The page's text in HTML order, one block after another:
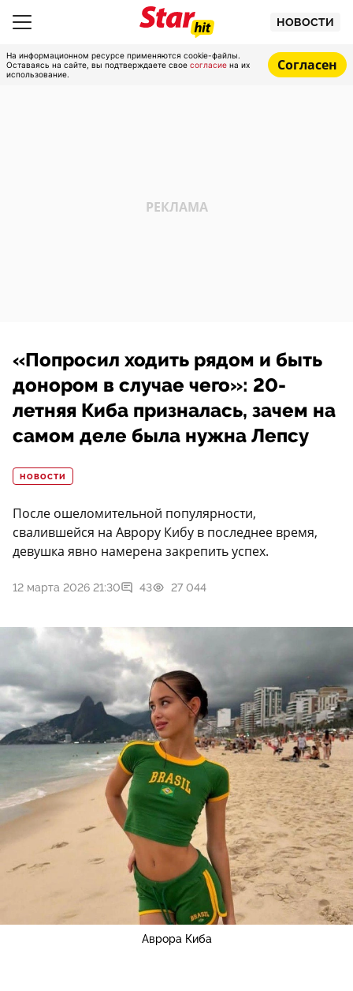
НОВОСТИ
На информационном ресурсе применяются cookie-файлы.
Оставаясь на сайте, вы подтверждаете свое согласие на их
использование.
Согласен
«Попросил ходить рядом и быть
донором в случае чего»: 20-
летняя Киба призналась, зачем на
самом деле была нужна Лепсу
НОВОСТИ
После ошеломительной популярности,
свалившейся на Аврору Кибу в последнее время,
девушка явно намерена закрепить успех.
12 марта 2026 21:30 43 27 044
Аврора Киба